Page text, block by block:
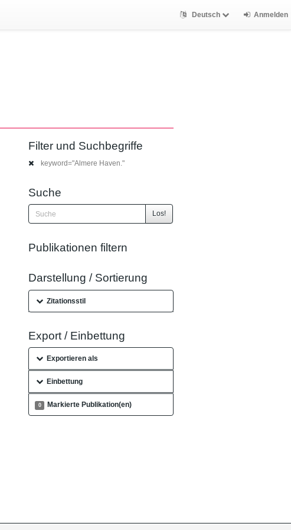
Deutsch Anmelden
Filter und Suchbegriffe
keyword="Almere Haven."
Suche
Los!
Publikationen filtern
Darstellung / Sortierung
Zitationsstil
Export / Einbettung
Exportieren als
Einbettung
0 Markierte Publikation(en)